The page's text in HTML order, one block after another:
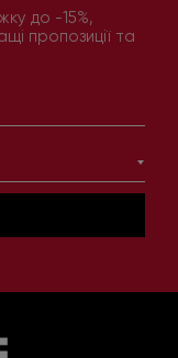
до -15%,
пропозиції та